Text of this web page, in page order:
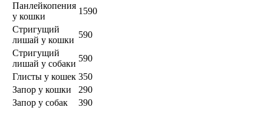
Панлейкопения
у кошки
1590
Стригущий
лишай у кошки
590
Стригущий
лишай у собаки
590
Глисты у кошек 350
Запор у кошки
290
Запор у собак
390